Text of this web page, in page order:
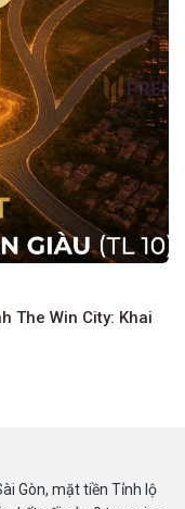
The Win City: Khai
Gòn, mặt tiền Tỉnh lộ